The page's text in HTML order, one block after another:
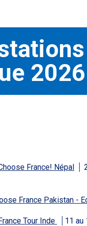
2026
France! Népal
France Pakistan -
Tour Inde 11 au